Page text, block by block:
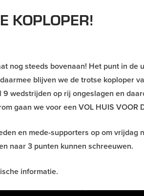
KOPLOPER!
nog steeds bovenaan! Het punt in
blijven we de trotse koploper
wedstrijden op rij ongeslagen en
gaan we voor een VOL HUIS VOOR
en mede-supporters op om vrijdag
naar 3 punten kunnen schreeuwen.
informatie.